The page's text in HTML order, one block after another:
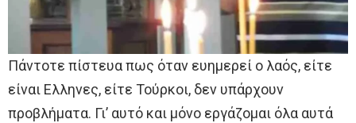
Πάντοτε πίστευα πως όταν ευημερεί ο λαός, είτε
είναι Ελληνες, είτε Τούρκοι, δεν υπάρχουν
προβλήματα. Γι’ αυτό και μόνο εργάζομαι όλα αυτά